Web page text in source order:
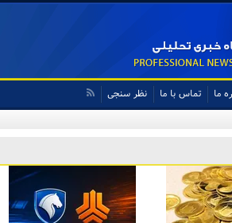
ما تماس با ما نظر سنجی